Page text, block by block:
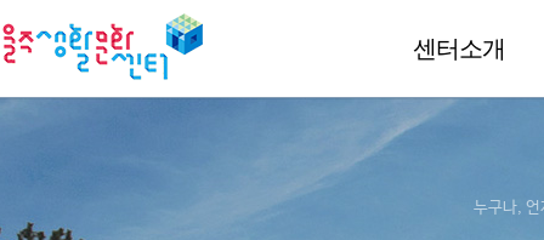
센터소개
누구나, 언